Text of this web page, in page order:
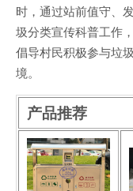
时，通过站前值守、
圾分类宣传科普工作
倡导村民积极参与垃
境。
产品推荐